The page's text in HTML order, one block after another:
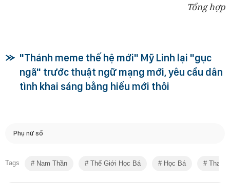
Tổng hợp
"Thánh meme thế hệ mới" Mỹ Linh lại "gục
ngã" trước thuật ngữ mạng mới, yêu cầu dân
tình khai sáng bằng hiểu mới thôi
Phụ nữ số
Tags Nam Thần Thế Giới Học Bá Học Bá Thanh